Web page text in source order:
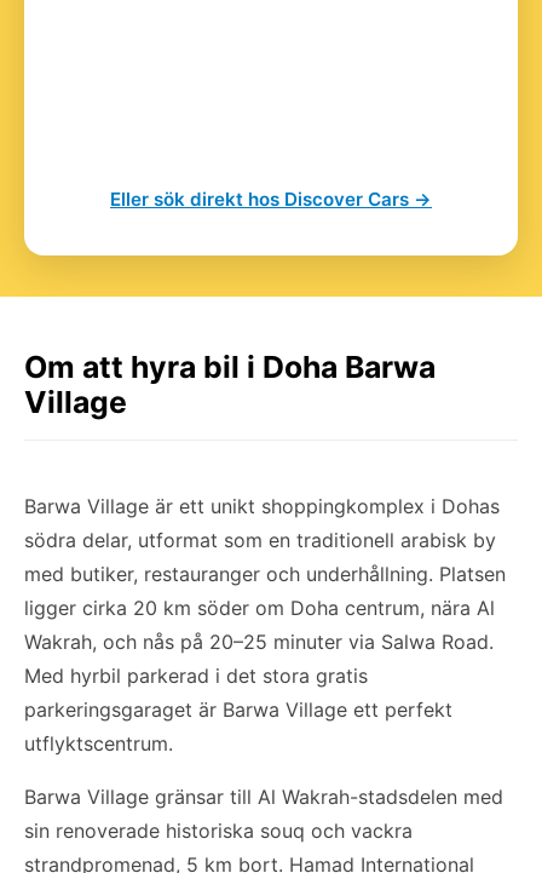
Eller sök direkt hos Discover Cars →
Om att hyra bil i Doha Barwa
Village
Barwa Village är ett unikt shoppingkomplex i Dohas
södra delar, utformat som en traditionell arabisk by
med butiker, restauranger och underhållning. Platsen
ligger cirka 20 km söder om Doha centrum, nära Al
Wakrah, och nås på 20–25 minuter via Salwa Road.
Med hyrbil parkerad i det stora gratis
parkeringsgaraget är Barwa Village ett perfekt
utflyktscentrum.
Barwa Village gränsar till Al Wakrah-stadsdelen med
sin renoverade historiska souq och vackra
strandpromenad, 5 km bort. Hamad International